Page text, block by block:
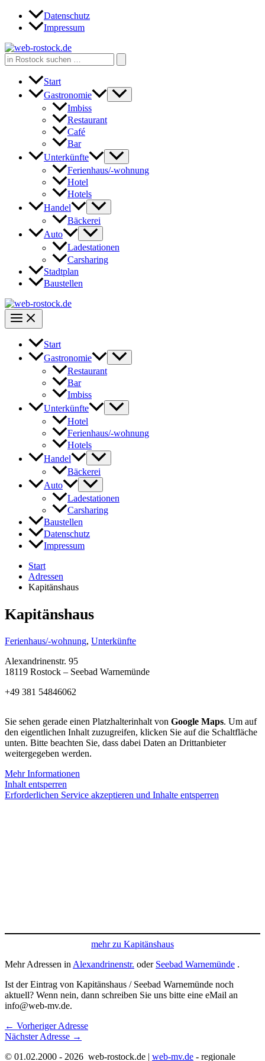
Zum
Inhalt
Datenschutz
Impressum
Search
for:
Start
Gastronomie
Imbiss
Restaurant
Café
Bar
Unterkünfte
Ferienhaus/-wohnung
Hotel
Hotels
Handel
Bäckerei
Auto
Ladestationen
Carsharing
Stadtplan
Baustellen
Start
Gastronomie
Restaurant
Bar
Imbiss
Unterkünfte
Hotel
Ferienhaus/-wohnung
Hotels
Handel
Bäckerei
Auto
Ladestationen
Carsharing
Baustellen
Datenschutz
Impressum
Start
Adressen
Kapitänshaus
Kapitänshaus
Ferienhaus/-wohnung, Unterkünfte
Alexandrinenstr. 95
18119 Rostock – Seebad Warnemünde
+49 381 54846062
Sie sehen gerade einen Platzhalterinhalt von Google Maps. Um auf
den eigentlichen Inhalt zuzugreifen, klicken Sie auf die Schaltfläche
unten. Bitte beachten Sie, dass dabei Daten an Drittanbieter
weitergegeben werden.
Mehr Informationen
Inhalt entsperren
Erforderlichen Service akzeptieren und Inhalte entsperren
mehr zu Kapitänshaus
Mehr Adressen in Alexandrinenstr. oder Seebad Warnemünde .
Ist der Eintrag von Kapitänshaus / Seebad Warnemünde noch
aktuell? Wenn nein, dann schreiben Sie uns bitte eine eMail an
info@web-mv.de.
← Vorheriger Adresse
Nächster Adresse →
© 01.02.2000 - 2026 web-rostock.de | web-mv.de - regionale